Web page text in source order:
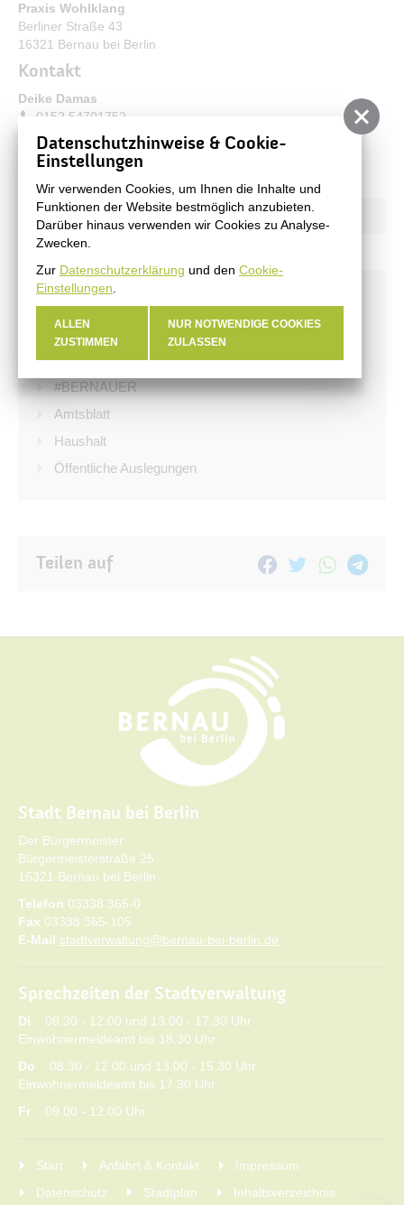
Praxis Wohlklang
Berliner Straße 43
16321 Bernau bei Berlin
Kontakt
Deike Damas
0152 54701752
dayke@gmx.net
wohlklang-berlin.de
Aktuelles
Stadtnachrichten
Veranstaltungen
#BERNAUER
Amtsblatt
Haushalt
Öffentliche Auslegungen
Teilen auf
Stadt Bernau bei Berlin
Der Bürgermeister
Bürgermeisterstraße 25
16321 Bernau bei Berlin
Telefon 03338 365-0
Fax 03338 365-105
E-Mail stadtverwaltung@bernau-bei-berlin.de
Sprechzeiten der Stadtverwaltung
Di 08.30 - 12.00 und 13.00 - 17.30 Uhr
Einwohnermeldeamt bis 18.30 Uhr
Do 08.30 - 12.00 und 13.00 - 15.30 Uhr
Einwohnermeldeamt bis 17.30 Uhr
Fr 09.00 - 12.00 Uhr
Start Anfahrt & Kontakt
Impressum
Datenschutz
Stadtplan Inhaltsverzeichnis
Datenschutzhinweise & Cookie-
Einstellungen
Wir verwenden Cookies, um Ihnen die Inhalte und
Funktionen der Website bestmöglich anzubieten.
Darüber hinaus verwenden wir Cookies zu Analyse-
Zwecken.
Zur Datenschutzerklärung und den Cookie-
Einstellungen
ALLEN
ZUSTIMMEN
NUR NOTWENDIGE COOKIES
ZULASSEN